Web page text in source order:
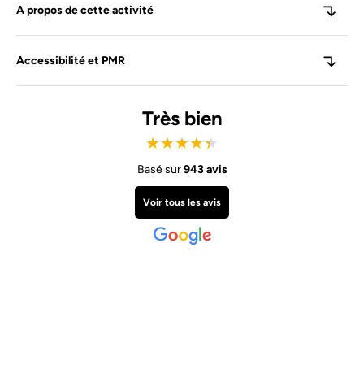
A propos de cette activité
Accessibilité et PMR
Très bien
★★★★★
Basé sur943 avis
Voir tous les avis